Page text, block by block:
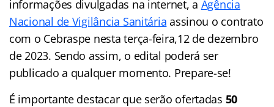
informações divulgadas na internet, a Agência
Nacional de Vigilância Sanitária assinou o contrato
com o Cebraspe nesta terça-feira,12 de dezembro
de 2023. Sendo assim, o edital poderá ser
publicado a qualquer momento. Prepare-se!
É importante destacar que serão ofertadas 50